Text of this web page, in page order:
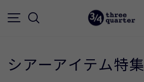
キ
メニュー
シアーアイテム特集